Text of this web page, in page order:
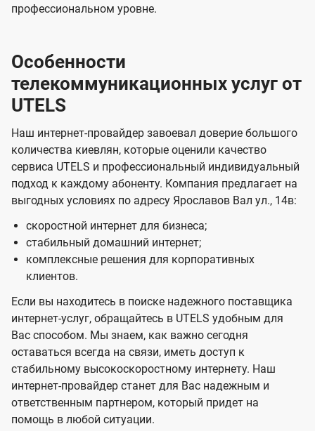
профессиональном уровне.
Особенности
телекоммуникационных услуг от
UTELS
Наш интернет-провайдер завоевал доверие большого
количества киевлян, которые оценили качество
сервиса UTELS и профессиональный индивидуальный
подход к каждому абоненту. Компания предлагает на
выгодных условиях по адресу Ярославов Вал ул., 14в:
скоростной интернет для бизнеса;
стабильный домашний интернет;
комплексные решения для корпоративных
клиентов.
Если вы находитесь в поиске надежного поставщика
интернет-услуг, обращайтесь в UTELS удобным для
Вас способом. Мы знаем, как важно сегодня
оставаться всегда на связи, иметь доступ к
стабильному высокоскоростному интернету. Наш
интернет-провайдер станет для Вас надежным и
ответственным партнером, который придет на
помощь в любой ситуации.